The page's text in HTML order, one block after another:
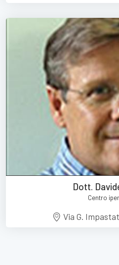
Dott.
Centro
Via G.